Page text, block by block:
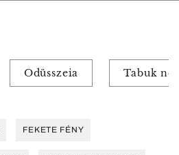
Odüsszeia Tabuk
FEKETE FÉNY